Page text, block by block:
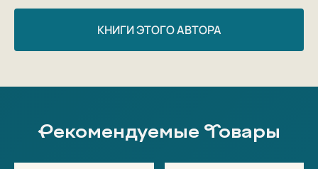
КНИГИ ЭТОГО АВТОРА
Рекомендуемые Товары